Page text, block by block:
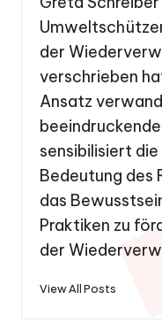
der
verschrieben
Ansatz
sensibilisiert
Bedeutung des
das
Praktiken zu
der
View All Posts